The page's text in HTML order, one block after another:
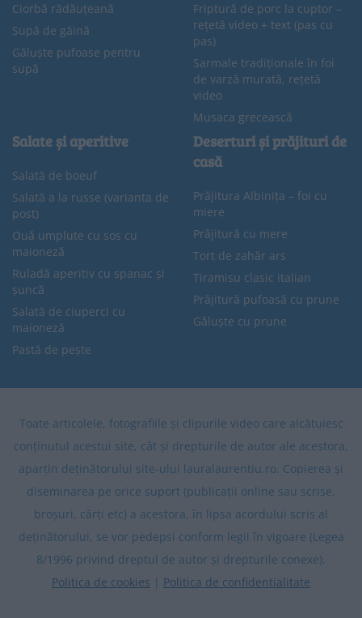
Ciorbă rădăuțeană
Supă de găină
Găluște pufoase pentru
supă
Friptură de porc la cuptor –
rețetă video + text (pas cu
pas)
Sarmale tradiționale în foi
de varză murată, rețetă
video
Musaca grecească
Salate și aperitive
Salată de boeuf
Salată a la russe (varianta de
post)
Ouă umplute cu sos cu
maioneză
Ruladă aperitiv cu spanac și
șuncă
Salată de ciuperci cu
maioneză
Pastă de pește
Deserturi și prăjituri de
casă
Prăjitura Albinița – foi cu
miere
Prăjitură cu mere
Tort de zahăr ars
Tiramisu clasic italian
Prăjitură pufoasă cu prune
Găluște cu prune
Toate articolele, fotografiile și clipurile video care alcătuiesc
conținutul acestui site, cât și drepturile de autor ale acestora,
aparțin deținătorului site-ului lauralaurentiu.ro. Copierea și
diseminarea pe orice suport (publicații online sau scrise,
broșuri, cărți etc) a acestora, în lipsa acordului scris al
deținătorului, se vor pedepsi conform legii în vigoare (Legea
8/1996 privind dreptul de autor și drepturile conexe).
Politica de cookies | Politica de confidentialitate